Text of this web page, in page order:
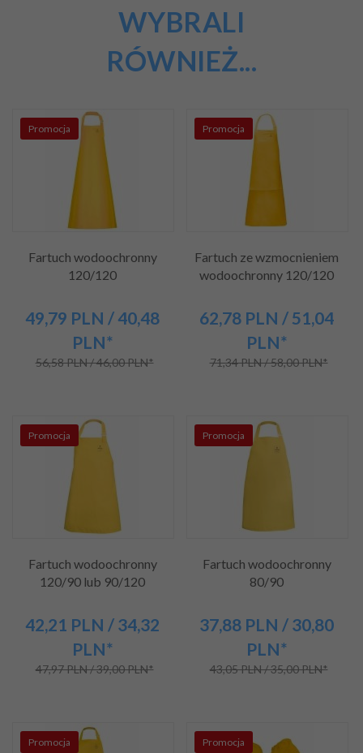
WYBRALI
RÓWNIEŻ...
Promocja
Fartuch wodoochronny
120/120
49,79 PLN / 40,48
PLN*
56,58 PLN / 46,00 PLN*
Promocja
Fartuch ze wzmocnieniem
wodoochronny 120/120
62,78 PLN / 51,04
PLN*
71,34 PLN / 58,00 PLN*
Promocja
Fartuch wodoochronny
120/90 lub 90/120
42,21 PLN / 34,32
PLN*
47,97 PLN / 39,00 PLN*
Promocja
Fartuch wodoochronny
80/90
37,88 PLN / 30,80
PLN*
43,05 PLN / 35,00 PLN*
Promocja Promocja